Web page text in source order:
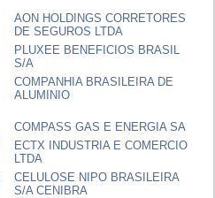
AON HOLDINGS CORRETORES
DE SEGUROS LTDA
PLUXEE BENEFICIOS BRASIL
S/A
COMPANHIA BRASILEIRA DE
ALUMINIO
COMPASS GAS E ENERGIA SA
ECTX INDUSTRIA E COMERCIO
LTDA
CELULOSE NIPO BRASILEIRA
S/A CENIBRA